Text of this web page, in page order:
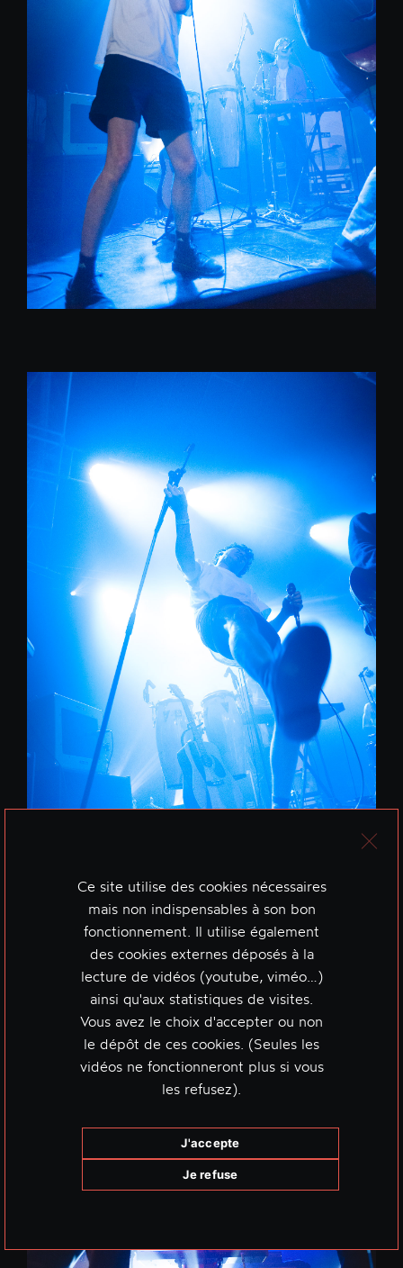
Ce site utilise des cookies nécessaires
mais non indispensables à son bon
fonctionnement. Il utilise également
des cookies externes déposés à la
lecture de vidéos (youtube, viméo…)
ainsi qu'aux statistiques de visites.
Vous avez le choix d'accepter ou non
le dépôt de ces cookies. (Seules les
vidéos ne fonctionneront plus si vous
les refusez).
J'accepte
Je refuse